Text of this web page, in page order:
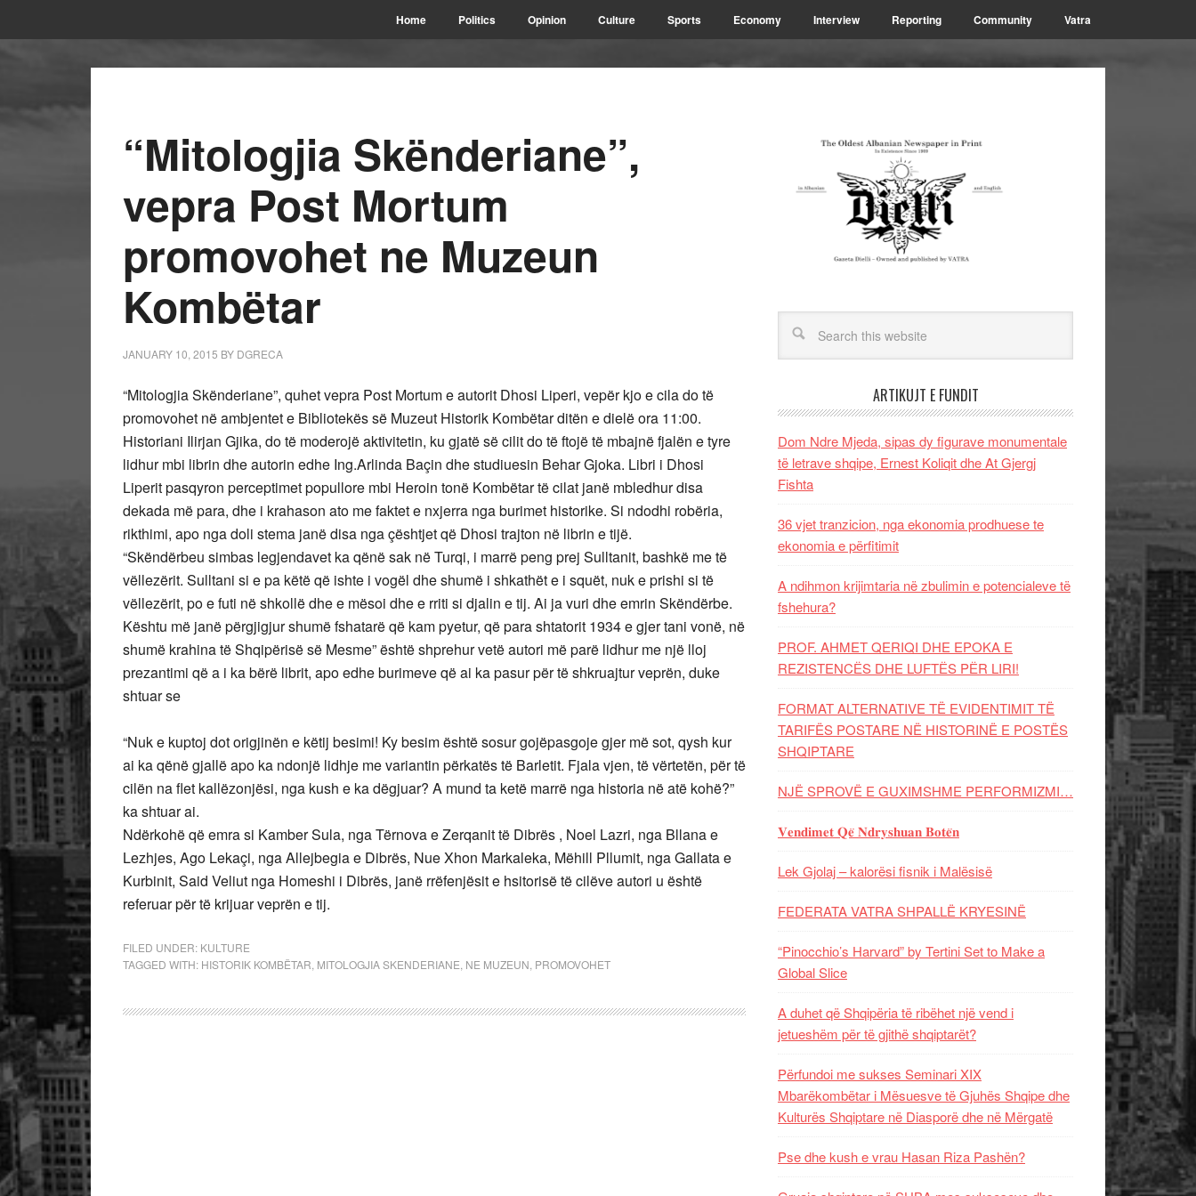
Home Politics Opinion Culture Sports Economy Interview Reporting Community Vatra
“Mitologjia Skënderiane”,
vepra Post Mortum
promovohet ne Muzeun
Kombëtar
JANUARY 10, 2015 BY DGRECA
“Mitologjia Skënderiane”, quhet vepra Post Mortum e autorit Dhosi Liperi, vepër kjo e cila do të
promovohet në ambjentet e Bibliotekës së Muzeut Historik Kombëtar ditën e dielë ora 11:00.
Historiani Ilirjan Gjika, do të moderojë aktivitetin, ku gjatë së cilit do të ftojë të mbajnë fjalën e tyre
lidhur mbi librin dhe autorin edhe Ing.Arlinda Baçin dhe studiuesin Behar Gjoka. Libri i Dhosi
Liperit pasqyron perceptimet popullore mbi Heroin tonë Kombëtar të cilat janë mbledhur disa
dekada më para, dhe i krahason ato me faktet e nxjerra nga burimet historike. Si ndodhi robëria,
rikthimi, apo nga doli stema janë disa nga çështjet që Dhosi trajton në librin e tijë.
“Skëndërbeu simbas legjendavet ka qënë sak në Turqi, i marrë peng prej Sulltanit, bashkë me të
vëllezërit. Sulltani si e pa këtë që ishte i vogël dhe shumë i shkathët e i squët, nuk e prishi si të
vëllezërit, po e futi në shkollë dhe e mësoi dhe e rriti si djalin e tij. Ai ja vuri dhe emrin Skëndërbe.
Kështu më janë përgjigjur shumë fshatarë që kam pyetur, që para shtatorit 1934 e gjer tani vonë, në
shumë krahina të Shqipërisë së Mesme” është shprehur vetë autori më parë lidhur me një lloj
prezantimi që a i ka bërë librit, apo edhe burimeve që ai ka pasur për të shkruajtur veprën, duke
shtuar se
“Nuk e kuptoj dot origjinën e këtij besimi! Ky besim është sosur gojëpasgoje gjer më sot, qysh kur
ai ka qënë gjallë apo ka ndonjë lidhje me variantin përkatës të Barletit. Fjala vjen, të vërtetën, për të
cilën na flet kallëzonjësi, nga kush e ka dëgjuar? A mund ta ketë marrë nga historia në atë kohë?”
ka shtuar ai.
Ndërkohë që emra si Kamber Sula, nga Tërnova e Zerqanit të Dibrës , Noel Lazri, nga Bllana e
Lezhjes, Ago Lekaçi, nga Allejbegia e Dibrës, Nue Xhon Markaleka, Mëhill Pllumit, nga Gallata e
Kurbinit, Said Veliut nga Homeshi i Dibrës, janë rrëfenjësit e hsitorisë të cilëve autori u është
referuar për të krijuar veprën e tij.
FILED UNDER: KULTURE
TAGGED WITH: HISTORIK KOMBËTAR MITOLOGJIA SKENDERIANE NE MUZEUN PROMOVOHET
ARTIKUJT E FUNDIT
Dom Ndre Mjeda, sipas dy figurave monumentale
të letrave shqipe, Ernest Koliqit dhe At Gjergj
Fishta
36 vjet tranzicion, nga ekonomia prodhuese te
ekonomia e përfitimit
A ndihmon krijimtaria në zbulimin e potencialeve të
fshehura?
PROF. AHMET QERIQI DHE EPOKA E
REZISTENCЁS DHE LUFTЁS PЁR LIRI!
FORMAT ALTERNATIVE TË EVIDENTIMIT TË
TARIFËS POSTARE NË HISTORINË E POSTËS
SHQIPTARE
NJË SPROVË E GUXIMSHME PERFORMIZMI…
𝐕𝐞𝐧𝐝𝐢𝐦𝐞𝐭 𝐐𝐞̈ 𝐍𝐝𝐫𝐲𝐬𝐡𝐮𝐚𝐧 𝐁𝐨𝐭𝐞̈𝐧
Lek Gjolaj – kalorësi fisnik i Malësisë
FEDERATA VATRA SHPALLË KRYESINË
“Pinocchio’s Harvard” by Tertini Set to Make a
Global Slice
A duhet që Shqipëria të ribëhet një vend i
jetueshëm për të gjithë shqiptarët?
Përfundoi me sukses Seminari XIX
Mbarëkombëtar i Mësuesve të Gjuhës Shqipe dhe
Kulturës Shqiptare në Diasporë dhe në Mërgatë
Pse dhe kush e vrau Hasan Riza Pashën?